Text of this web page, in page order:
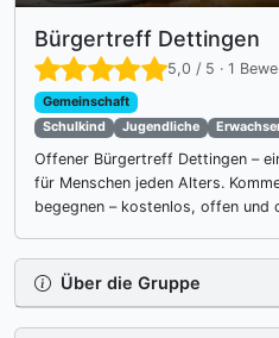
Bürgertreff Dettingen
5,0 / 5 · 1
Gemeinschaft
Schulkind
Jugendliche
Offener Bürgertreff Dettingen –
für Menschen jeden Alters.
begegnen – kostenlos, offen und
Über die Gruppe